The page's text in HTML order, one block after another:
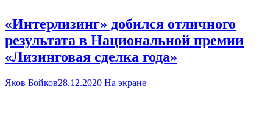
«Интерлизинг» добился отличного
результата в Национальной премии
«Лизинговая сделка года»
Яков Бойков28.12.2020 На экране